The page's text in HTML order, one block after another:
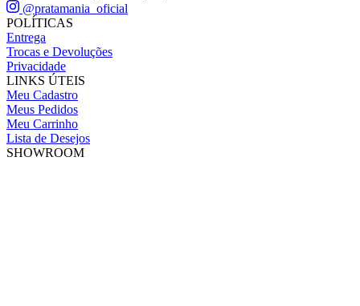
@pratamania_oficial
POLÍTICAS
Entrega
Trocas e Devoluções
Privacidade
LINKS ÚTEIS
Meu Cadastro
Meus Pedidos
Meu Carrinho
Lista de Desejos
SHOWROOM